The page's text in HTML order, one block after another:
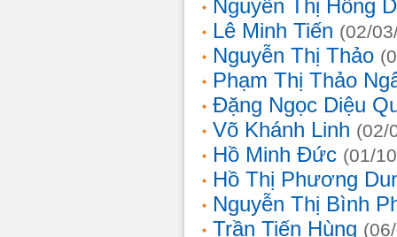
Nguyễn Thị Hồng
Lê Minh Tiến (02/
Nguyễn Thị Thảo
Phạm Thị Thảo
Đặng Ngọc Diệu
Võ Khánh Linh (02/
Hồ Minh Đức (01/
Hồ Thị Phương
Nguyễn Thị Bình
Trần Tiến Hùng